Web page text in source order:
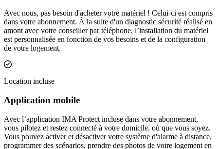
Avec nous, pas besoin d'acheter votre matériel ! Celui-ci est compris
dans votre abonnement. À la suite d'un diagnostic sécurité réalisé en
amont avec votre conseiller par téléphone, l’installation du matériel
est personnalisée en fonction de vos besoins et de la configuration
de votre logement.
Inclus
Location incluse
Application mobile
Avec l’application IMA Protect incluse dans votre abonnement,
vous pilotez et restez connecté à votre domicile, où que vous soyez.
Vous pouvez activer et désactiver votre système d'alarme à distance,
programmer des scénarios, prendre des photos de votre logement en